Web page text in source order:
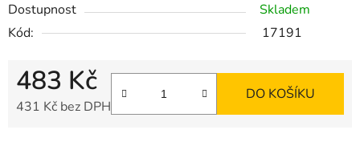
Dostupnost
Skladem
Kód:
17191
483 Kč
431 Kč bez DPH
DO KOŠÍKU